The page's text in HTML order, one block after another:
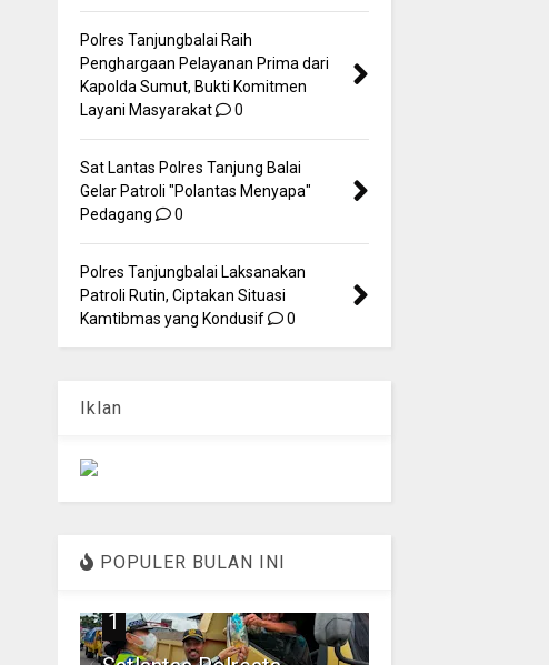
Polres Tanjungbalai Raih
Penghargaan Pelayanan Prima dari
Kapolda Sumut, Bukti Komitmen
Layani Masyarakat
0
Sat Lantas Polres Tanjung Balai
Gelar Patroli "Polantas Menyapa"
Pedagang
0
Polres Tanjungbalai Laksanakan
Patroli Rutin, Ciptakan Situasi
Kamtibmas yang Kondusif
0
Iklan
POPULER BULAN INI
1